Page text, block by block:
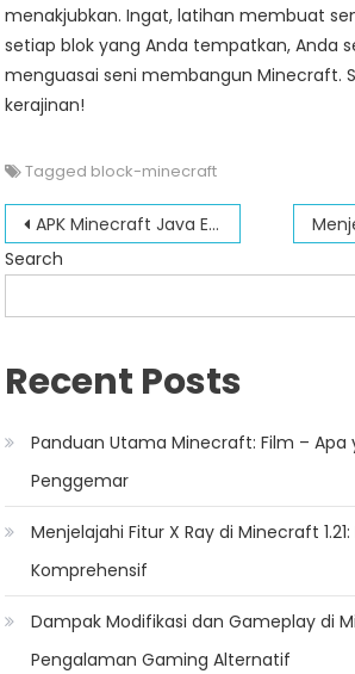
menakjubkan. Ingat, latihan membuat
setiap blok yang Anda tempatkan, Anda
menguasai seni membangun Minecraft.
kerajinan!
Tagged block-minecraft
Post
navigation
APK Minecraft Java Edition 2024: Cara Mengunduh dan Menginstal Versi Terbaru
Search
Recent Posts
Panduan Utama Minecraft: Film – Apa
Penggemar
Menjelajahi Fitur X Ray di Minecraft
Komprehensif
Dampak Modifikasi dan Gameplay di
Pengalaman Gaming Alternatif